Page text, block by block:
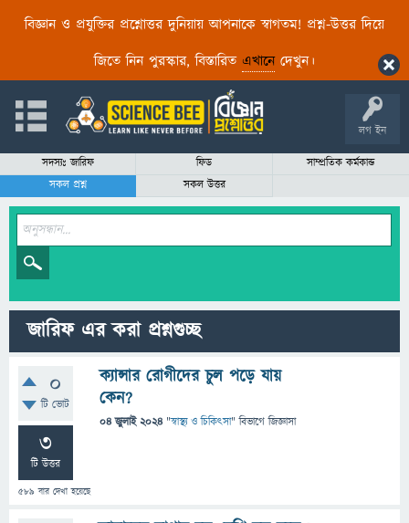
বিজ্ঞান ও প্রযুক্তির প্রশ্নোত্তর দুনিয়ায় আপনাকে স্বাগতম! প্রশ্ন-উত্তর দিয়ে
জিতে নিন পুরস্কার, বিস্তারিত এখানেদেখুন।
লগ ইন
সদস্যঃ জারিফ ফিড
সাম্প্রতিক কর্মকান্ড
সকল প্রশ্ন
সকল উত্তর
জারিফ এর করা প্রশ্নগুচ্ছ
0
টি ভোট
3
টি উত্তর
589 বার দেখা হয়েছে
ক্যান্সার রোগীদের চুল পড়ে যায়
কেন?
04 জুলাই 2024 "স্বাস্থ্য ও চিকিৎসা" বিভাগে জিজ্ঞাসা